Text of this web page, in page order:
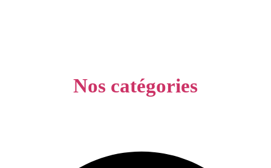
Nos catégories